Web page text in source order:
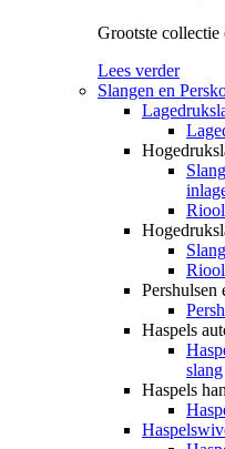
Grootste collectie
Lees verder
Slangen en
Pershulsen
Haspels
slang
Haspels